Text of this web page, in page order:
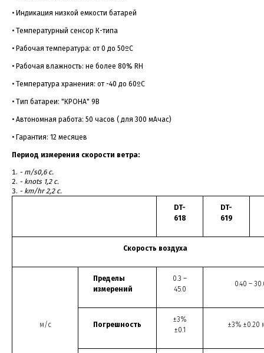
• Индикация низкой емкости батарей
• Температурный сенсор К-типа
• Рабочая температура: от 0 до 50ºC
• Рабочая влажность: не более 80% RH
• Температура хранения: от -40 до 60ºC
• Тип батареи: "КРОНА" 9В
• Автономная работа: 50 часов ( для 300 мАчас)
• Гарантия: 12 месяцев
Период измерения скорости ветра:
- m/s0,6 с.
- knots 1,2 с.
- km/hr 2,2 с.
DT-
618
DT-
619
Скорость воздуха
м/с
Пределы
измерений
0.3 –
45.0
0.40 –
Погрешность
±3%
±0.1
±3% ±0.20